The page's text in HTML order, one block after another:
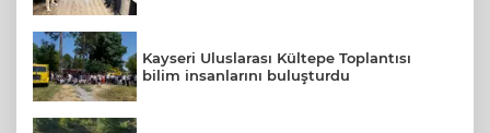
Kayseri Uluslarası Kültepe Toplantısı
bilim insanlarını buluşturdu